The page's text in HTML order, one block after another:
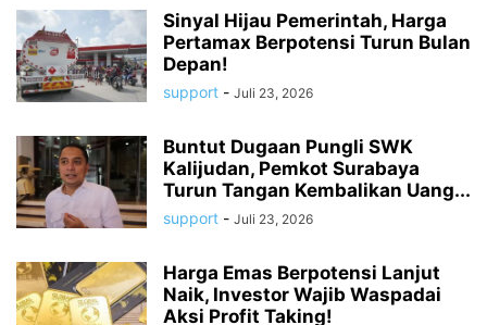
Sinyal Hijau Pemerintah, Harga
Pertamax Berpotensi Turun Bulan
Depan!
support - Juli 23, 2026
Buntut Dugaan Pungli SWK
Kalijudan, Pemkot Surabaya
Turun Tangan Kembalikan Uang...
support - Juli 23, 2026
Harga Emas Berpotensi Lanjut
Naik, Investor Wajib Waspadai
Aksi Profit Taking!